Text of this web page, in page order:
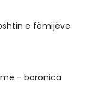
e fëmijëve
- boronica